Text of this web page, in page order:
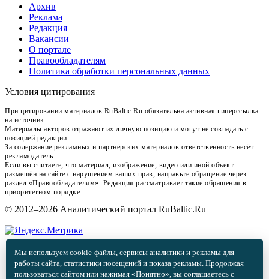
Архив
Реклама
Редакция
Вакансии
О портале
Правообладателям
Политика обработки персональных данных
Условия цитирования
При цитировании материалов RuBaltic.Ru обязательна активная гиперссылка
на источник.
Материалы авторов отражают их личную позицию и могут не совпадать с
позицией редакции.
За содержание рекламных и партнёрских материалов ответственность несёт
рекламодатель.
Если вы считаете, что материал, изображение, видео или иной объект
размещён на сайте с нарушением ваших прав, направьте обращение через
раздел «Правообладателям». Редакция рассматривает такие обращения в
приоритетном порядке.
© 2012–2026 Аналитический портал RuBaltic.Ru
Мы используем cookie-файлы, сервисы аналитики и рекламы для
работы сайта, статистики посещений и показа рекламы. Продолжая
пользоваться сайтом или нажимая «Понятно», вы соглашаетесь с